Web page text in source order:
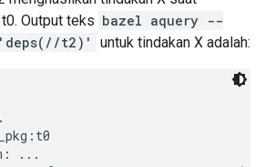
Output teks bazel aquery --
'deps(//t2)'
untuk tindakan X adalah:
...